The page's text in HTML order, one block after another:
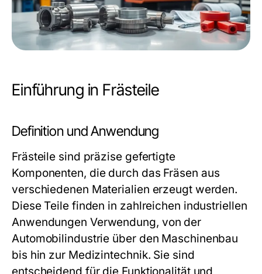
Einführung in Frästeile
Definition und Anwendung
Frästeile sind präzise gefertigte
Komponenten, die durch das Fräsen aus
verschiedenen Materialien erzeugt werden.
Diese Teile finden in zahlreichen industriellen
Anwendungen Verwendung, von der
Automobilindustrie über den Maschinenbau
bis hin zur Medizintechnik. Sie sind